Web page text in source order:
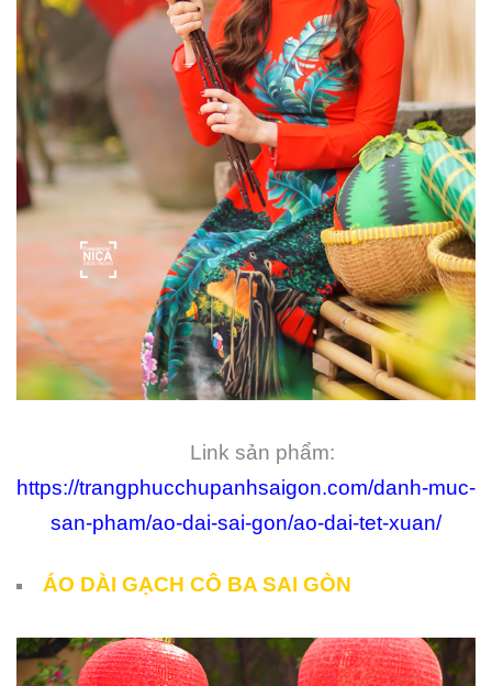
Link sản phẩm:
https://trangphucchupanhsaigon.com/danh-muc-
san-pham/ao-dai-sai-gon/ao-dai-tet-xuan/
ÁO DÀI GẠCH CÔ BA SAI GÒN